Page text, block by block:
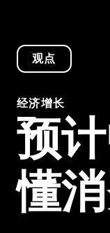
观点
经济增长
预
懂